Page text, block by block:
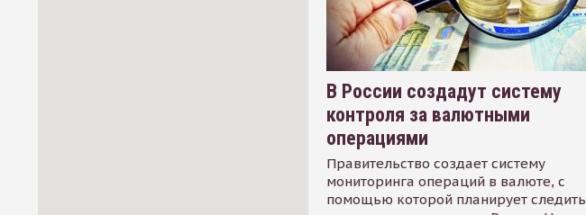
В России создадут систему
контроля за валютными
операциями
Правительство создает систему
мониторинга операций в валюте, с
помощью которой планирует следить